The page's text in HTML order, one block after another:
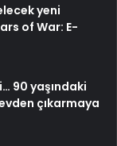
yeni
of War: E-
90 yaşındaki
çıkarmaya